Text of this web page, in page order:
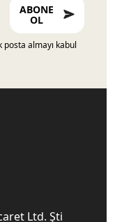
ABONE
OL
almayı kabul
Ltd. Şti